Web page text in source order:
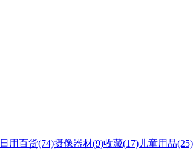
日用百货(74)摄像器材(9)收藏(17) 儿童用品(25)